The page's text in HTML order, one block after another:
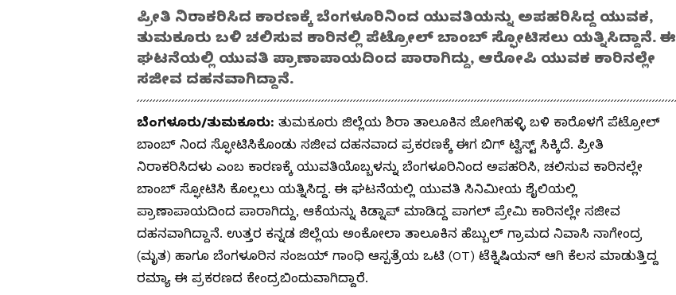
ಪ್ರೀತಿ ನಿರಾಕರಿಸಿದ ಕಾರಣಕ್ಕೆ ಬೆಂಗಳೂರಿನಿಂದ ಯುವತಿಯನ್ನು ಅಪಹರಿಸಿದ್ದ ಯುವಕ,
ತುಮಕೂರು ಬಳಿ ಚಲಿಸುವ ಕಾರಿನಲ್ಲಿ ಪೆಟ್ರೋಲ್ ಬಾಂಬ್ ಸ್ಫೋಟಿಸಲು ಯತ್ನಿಸಿದ್ದಾನೆ. ಈ
ಘಟನೆಯಲ್ಲಿ ಯುವತಿ ಪ್ರಾಣಾಪಾಯದಿಂದ ಪಾರಾಗಿದ್ದು, ಆರೋಪಿ ಯುವಕ ಕಾರಿನಲ್ಲೇ
ಸಜೀವ ದಹನವಾಗಿದ್ದಾನೆ.
ಬೆಂಗಳೂರು/ತುಮಕೂರು: ತುಮಕೂರು ಜಿಲ್ಲೆಯ ಶಿರಾ ತಾಲೂಕಿನ ಜೋಗಿಹಳ್ಳಿ ಬಳಿ ಕಾರೊಳಗೆ ಪೆಟ್ರೋಲ್
ಬಾಂಬ್‌ ನಿಂದ ಸ್ಫೋಟಿಸಿಕೊಂಡು ಸಜೀವ ದಹನವಾದ ಪ್ರಕರಣಕ್ಕೆ ಈಗ ಬಿಗ್‌ ಟ್ವಿಸ್ಟ್ ಸಿಕ್ಕಿದೆ. ಪ್ರೀತಿ
ನಿರಾಕರಿಸಿದಳು ಎಂಬ ಕಾರಣಕ್ಕೆ ಯುವತಿಯೊಬ್ಬಳನ್ನು ಬೆಂಗಳೂರಿನಿಂದ ಅಪಹರಿಸಿ, ಚಲಿಸುವ ಕಾರಿನಲ್ಲೇ
ಬಾಂಬ್ ಸ್ಫೋಟಿಸಿ ಕೊಲ್ಲಲು ಯತ್ನಿಸಿದ್ದ. ಈ ಘಟನೆಯಲ್ಲಿ ಯುವತಿ ಸಿನಿಮೀಯ ಶೈಲಿಯಲ್ಲಿ
ಪ್ರಾಣಾಪಾಯದಿಂದ ಪಾರಾಗಿದ್ದು, ಆಕೆಯನ್ನು ಕಿಡ್ನಾಪ್ ಮಾಡಿದ್ದ ಪಾಗಲ್ ಪ್ರೇಮಿ ಕಾರಿನಲ್ಲೇ ಸಜೀವ
ದಹನವಾಗಿದ್ದಾನೆ. ಉತ್ತರ ಕನ್ನಡ ಜಿಲ್ಲೆಯ ಅಂಕೋಲಾ ತಾಲೂಕಿನ ಹೆಬ್ಬುಲ್ ಗ್ರಾಮದ ನಿವಾಸಿ ನಾಗೇಂದ್ರ
(ಮೃತ) ಹಾಗೂ ಬೆಂಗಳೂರಿನ ಸಂಜಯ್ ಗಾಂಧಿ ಆಸ್ಪತ್ರೆಯ ಒಟಿ (OT) ಟೆಕ್ನಿಷಿಯನ್ ಆಗಿ ಕೆಲಸ ಮಾಡುತ್ತಿದ್ದ
ರಮ್ಯಾ ಈ ಪ್ರಕರಣದ ಕೇಂದ್ರಬಿಂದುವಾಗಿದ್ದಾರೆ.